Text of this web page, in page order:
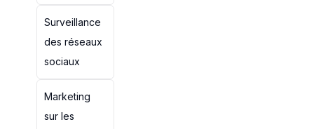
Surveillance
des réseaux
sociaux
Marketing
sur les